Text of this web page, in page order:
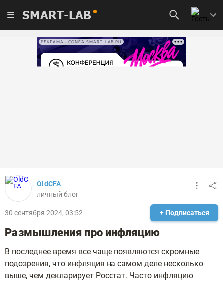
SMART-LAB
РЕКЛАМА • CONFA.SMART-LAB.RU
OldCFA
личный блог
30 сентября 2024, 03:52 + Подписаться
Размышления про инфляцию
В последнее время все чаще появляются скромные
подозрения, что инфляция на самом деле несколько
выше, чем декларирует Росстат. Часто инфляцию